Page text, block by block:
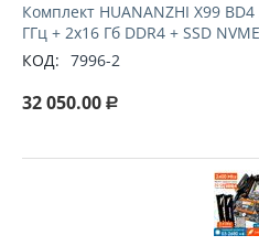
Комплект HUANANZHI X99
ГГц + 2x16 Гб DDR4 + SSD
КОД: 7996-2
32 050.00 Р